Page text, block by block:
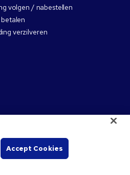
volgen / nabestellen
verzilveren
Accept Cookies